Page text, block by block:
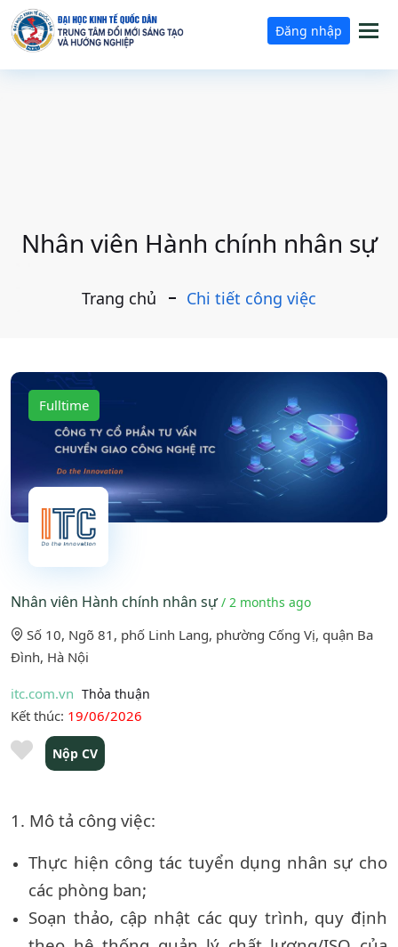
Đăng nhập
Nhân viên Hành chính nhân sự
Trang chủ Chi tiết công việc
Fulltime
Nhân viên Hành chính nhân sự/ 2 months ago
Số 10, Ngõ 81, phố Linh Lang, phường Cống Vị, quận Ba
Đình, Hà Nội
itc.com.vn Thỏa thuận
Kết thúc: 19/06/2026
Nộp CV
1. Mô tả công việc:
Thực hiện công tác tuyển dụng nhân sự cho
các phòng ban;
Soạn thảo, cập nhật các quy trình, quy định